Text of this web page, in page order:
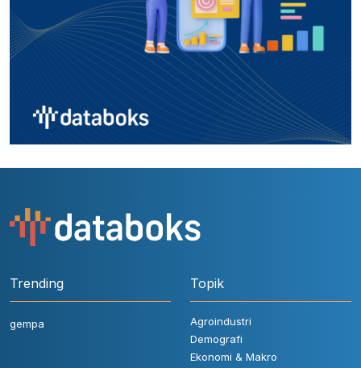
Trending
gempa
Topik
Agroindustri
Demografi
Ekonomi & Makro